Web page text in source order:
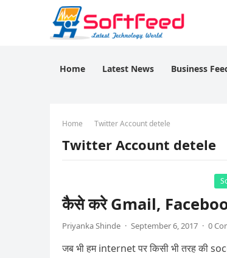
Home Latest News Business
Home Twitter Account detele
Twitter Account detele
कैसे करे Gmail,
Priyanka Shinde · September 6, 2017 · 0
जब भी हम internet पर किसी भी तरह की